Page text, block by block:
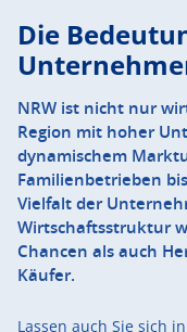
Die
NRW ist nicht nur
Region mit hoher
dynamischem
Familienbetrieben
Vielfalt der
Wirtschaftsstruktur
Chancen als auch
Käufer.
Lassen auch Sie sich